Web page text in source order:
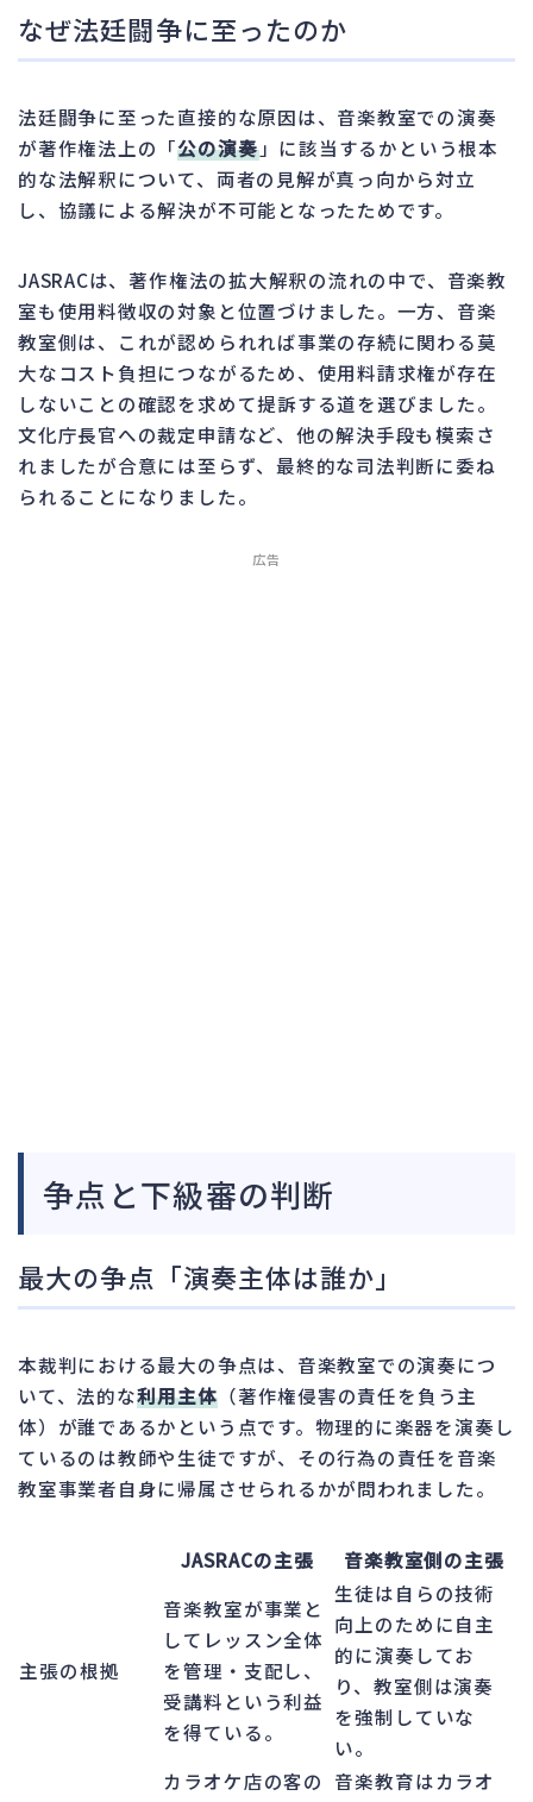
なぜ法廷闘争に至ったのか
法廷闘争に至った直接的な原因は、音楽教室での演奏
が著作権法上の「公の演奏」に該当するかという根本
的な法解釈について、両者の見解が真っ向から対立
し、協議による解決が不可能となったためです。
JASRACは、著作権法の拡大解釈の流れの中で、音楽教
室も使用料徴収の対象と位置づけました。一方、音楽
教室側は、これが認められれば事業の存続に関わる莫
大なコスト負担につながるため、使用料請求権が存在
しないことの確認を求めて提訴する道を選びました。
文化庁長官への裁定申請など、他の解決手段も模索さ
れましたが合意には至らず、最終的な司法判断に委ね
られることになりました。
広告
争点と下級審の判断
最大の争点「演奏主体は誰か」
本裁判における最大の争点は、音楽教室での演奏につ
いて、法的な利用主体 （著作権侵害の責任を負う主
体）が誰であるかという点です。物理的に楽器を演奏し
ているのは教師や生徒ですが、その行為の責任を音楽
教室事業者自身に帰属させられるかが問われました。
JASRACの主張 音楽教室側の主張
主張の根拠
音楽教室が事業と
してレッスン全体
を管理・支配し、
受講料という利益
を得ている。
生徒は自らの技術
向上のために自主
的に演奏してお
り、教室側は演奏
を強制していな
い。
カラオケ店の客の 音楽教育はカラオ